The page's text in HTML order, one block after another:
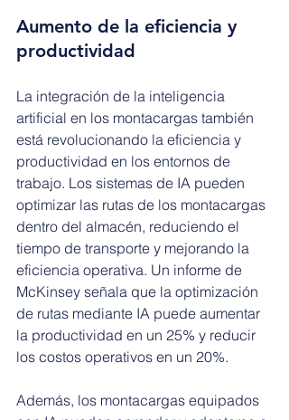
Aumento de la eficiencia y
productividad
La integración de la inteligencia
artificial en los montacargas también
está revolucionando la eficiencia y
productividad en los entornos de
trabajo. Los sistemas de IA pueden
optimizar las rutas de los montacargas
dentro del almacén, reduciendo el
tiempo de transporte y mejorando la
eficiencia operativa. Un informe de
McKinsey señala que la optimización
de rutas mediante IA puede aumentar
la productividad en un 25% y reducir
los costos operativos en un 20%.
Además, los montacargas equipados